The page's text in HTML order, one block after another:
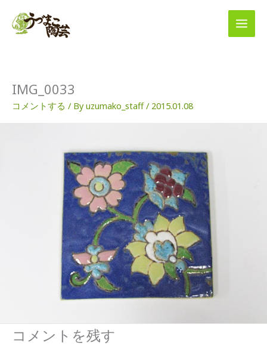
IMG_0033
コメントする / Byuzumako_staff/ 2015.01.08
コメントを残す